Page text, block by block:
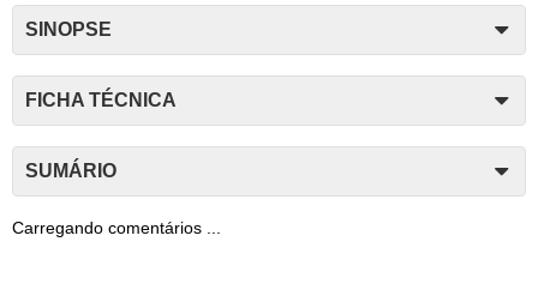
SINOPSE
FICHA TÉCNICA
SUMÁRIO
Carregando comentários ...